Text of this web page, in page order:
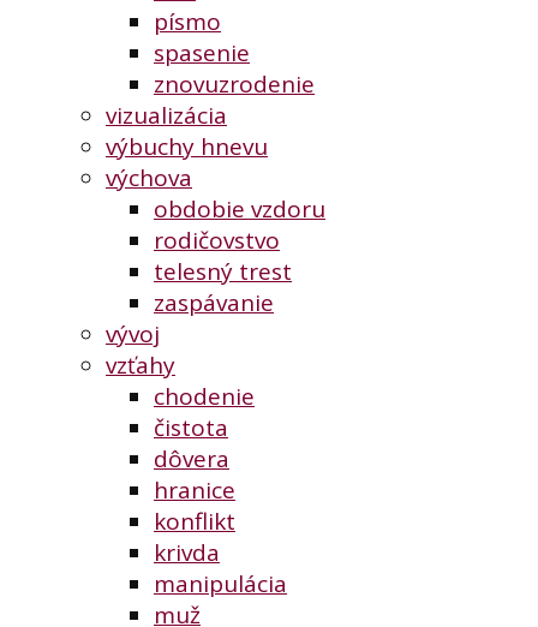
písmo
spasenie
znovuzrodenie
vizualizácia
výbuchy hnevu
výchova
obdobie vzdoru
rodičovstvo
telesný trest
zaspávanie
vývoj
vzťahy
chodenie
čistota
dôvera
hranice
konflikt
krivda
manipulácia
muž